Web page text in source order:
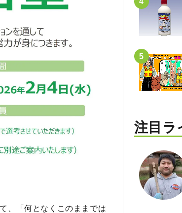
、「何となくこのままでは
注目ラ